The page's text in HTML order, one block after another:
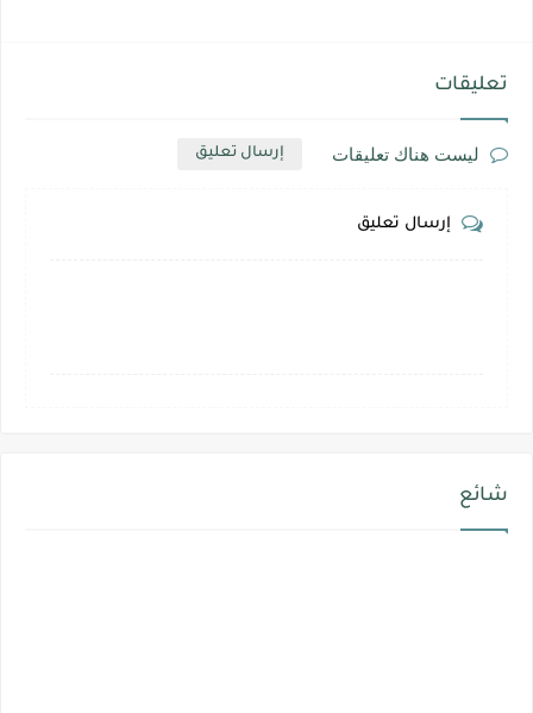
تعليقات
ليست هناك تعليقات إرسال تعليق
إرسال تعليق
شائع